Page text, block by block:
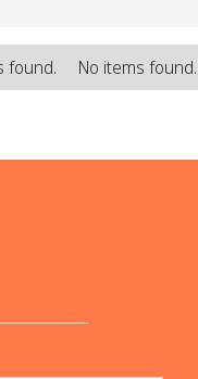
found. No items found.